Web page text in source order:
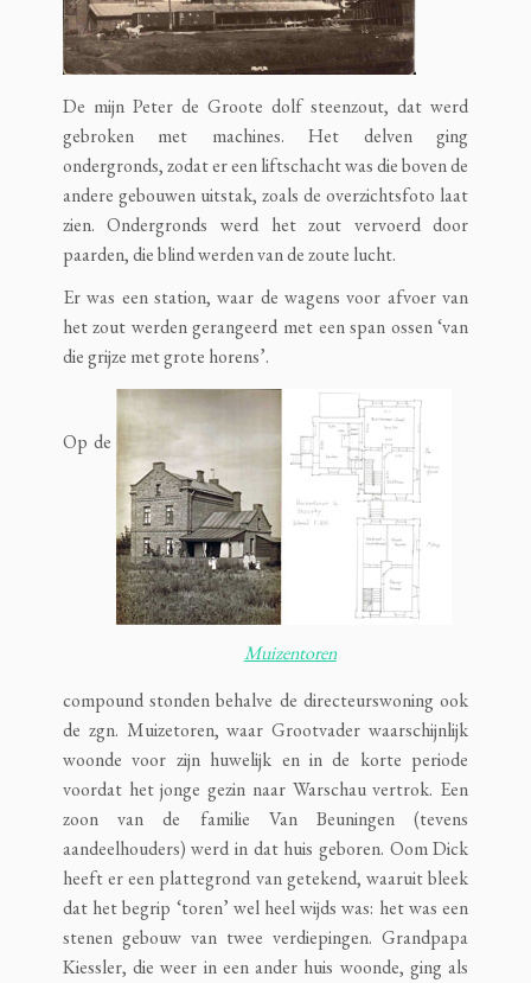
De mijn Peter de Groote dolf steenzout, dat werd
gebroken met machines. Het delven ging
ondergronds, zodat er een liftschacht was die boven de
andere gebouwen uitstak, zoals de overzichtsfoto laat
zien. Ondergronds werd het zout vervoerd door
paarden, die blind werden van de zoute lucht.
Er was een station, waar de wagens voor afvoer van
het zout werden gerangeerd met een span ossen ‘van
die grijze met grote horens’.
Muizentoren
Op de
compound stonden behalve de directeurswoning ook
de zgn. Muizetoren, waar Grootvader waarschijnlijk
woonde voor zijn huwelijk en in de korte periode
voordat het jonge gezin naar Warschau vertrok. Een
zoon van de familie Van Beuningen (tevens
aandeelhouders) werd in dat huis geboren. Oom Dick
heeft er een plattegrond van getekend, waaruit bleek
dat het begrip ‘toren’ wel heel wijds was: het was een
stenen gebouw van twee verdiepingen. Grandpapa
Kiessler, die weer in een ander huis woonde, ging als